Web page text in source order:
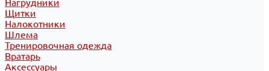
Нагрудники
Щитки
Налокотники
Шлема
Тренировочная одежда
Вратарь
Аксессуары